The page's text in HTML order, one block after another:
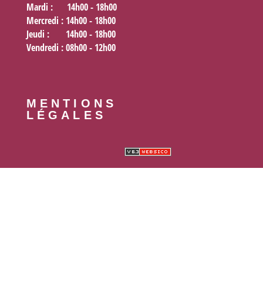
Mardi : 14h00 - 18h00
Mercredi : 14h00 - 18h00
Jeudi : 14h00 - 18h00
Vendredi : 08h00 - 12h00
MENTIONS
LÉGALES